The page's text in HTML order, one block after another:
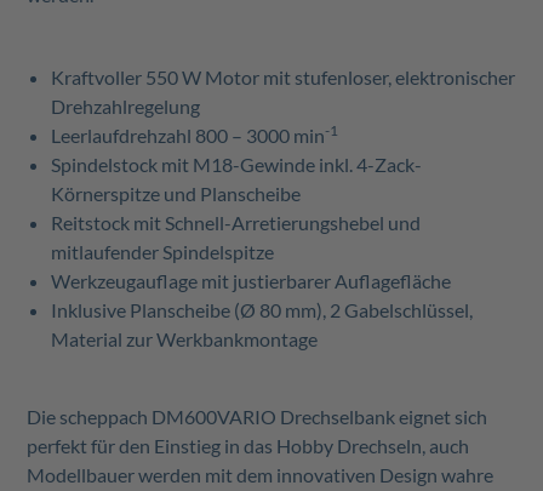
Kraftvoller 550 W Motor mit stufenloser, elektronischer
Drehzahlregelung
Leerlaufdrehzahl 800 – 3000 min-1
Spindelstock mit M18-Gewinde inkl. 4-Zack-
Körnerspitze und Planscheibe
Reitstock mit Schnell-Arretierungshebel und
mitlaufender Spindelspitze
Werkzeugauflage mit justierbarer Auflagefläche
Inklusive Planscheibe (Ø 80 mm), 2 Gabelschlüssel,
Material zur Werkbankmontage
Die scheppach DM600VARIO Drechselbank eignet sich
perfekt für den Einstieg in das Hobby Drechseln, auch
Modellbauer werden mit dem innovativen Design wahre